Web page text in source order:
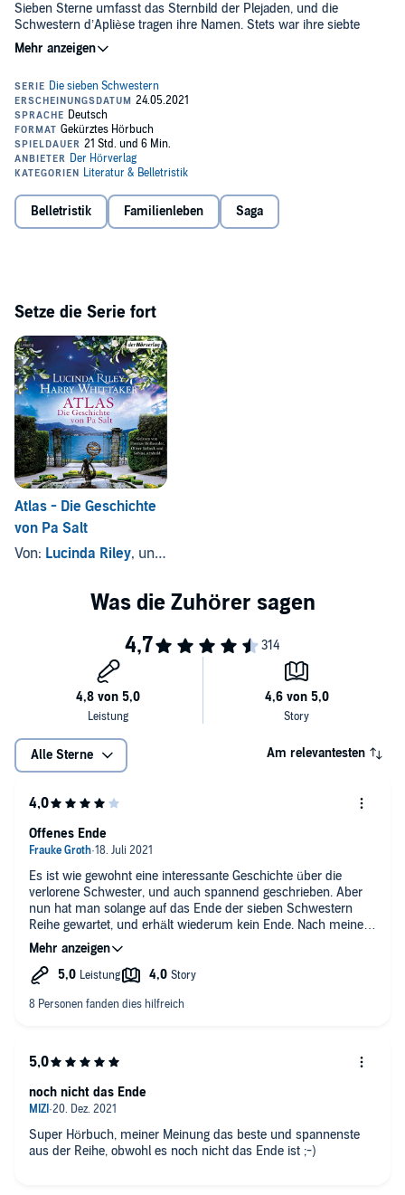
Sieben Sterne umfasst das Sternbild der Plejaden, und die
Schwestern d’Aplièse tragen ihre Namen. Stets war ihre siebte
Schwester aber ein Rätsel für sie, denn Merope ist verschwunden,
seit sie denken können. Eines Tages überbringt der Anwalt der
Ein Weingut in Neuseeland und die Zeichnung eines sternförmigen
Rings weisen den Weg. Allerdings kann nur eine Frau, Mary,
Antworten geben - und sie ist auf einer Reise um die Welt. Es
beginnt eine Jagd quer über den Globus, doch es scheint, als wolle
Mary um jeden Preis verhindern, gefunden zu werden...
©2021 Goldmann Verlag. Übersetzung von Karin Dufner, Sonja
Hauser, Sibylle Schmidt und Ursula Wulfekamp (P)2021 der
Hörverlag
Belletristik Familienleben Saga
Setze die Serie fort
Atlas - Die Geschichte
von Pa Salt
Von: Lucinda Riley, und andere
Alle Sterne Am relevantesten
Es ist wie gewohnt eine interessante Geschichte über die
verlorene Schwester, und auch spannend geschrieben. Aber
nun hat man solange auf das Ende der sieben Schwestern
Reihe gewartet, und erhält wiederum kein Ende. Nach meiner
Recherche soll es 2023 eine Fortsetzung über Pa Salt geben
als 8. Buch. Lucinda Riley ist im Juni verstorben, und ihr Sohn
soll den letzten Band schreiben.
Folgen soll es noch geben ? Und 2 Jahre Wartezeit ????
Offenes Ende
Super Hörbuch, meiner Meinung das beste und spannenste
aus der Reihe, obwohl es noch nicht das Ende ist ;-)
noch nicht das Ende